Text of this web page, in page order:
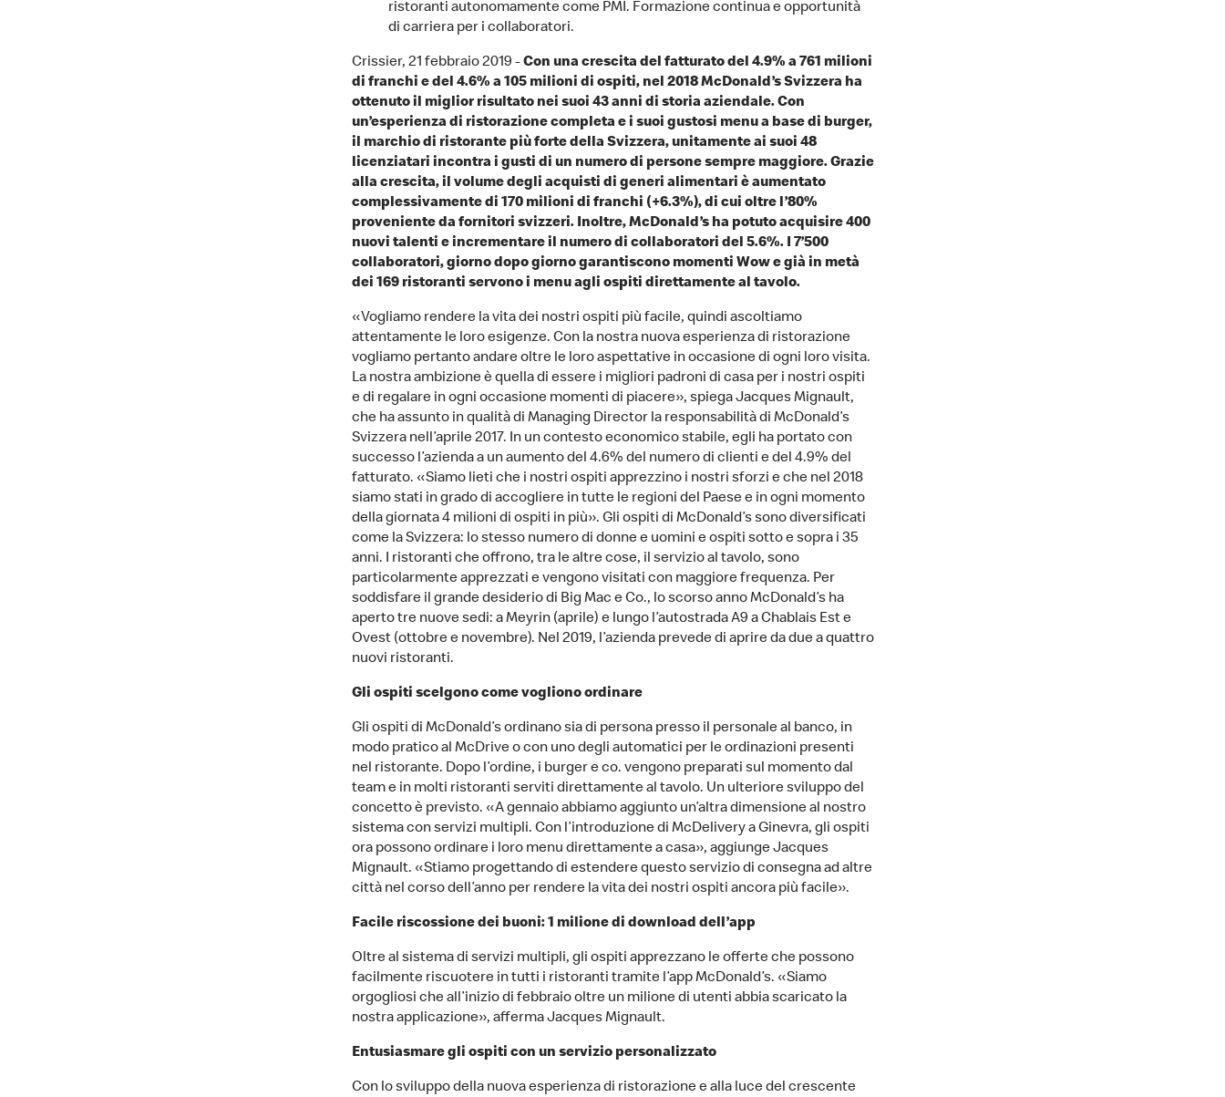
ristoranti autonomamente come PMI. Formazione continua e opportunità
di carriera per i collaboratori.
Crissier, 21 febbraio 2019 -Con una crescita del fatturato del 4.9% a 761 milioni
di franchi e del 4.6% a 105 milioni di ospiti, nel 2018 McDonald’s Svizzera ha
ottenuto il miglior risultato nei suoi 43 anni di storia aziendale. Con
un’esperienza di ristorazione completa e i suoi gustosi menu a base di burger,
il marchio di ristorante più forte della Svizzera, unitamente ai suoi 48
licenziatari incontra i gusti di un numero di persone sempre maggiore. Grazie
alla crescita, il volume degli acquisti di generi alimentari è aumentato
complessivamente di 170 milioni di franchi (+6.3%), di cui oltre l’80%
proveniente da fornitori svizzeri. Inoltre, McDonald’s ha potuto acquisire 400
nuovi talenti e incrementare il numero di collaboratori del 5.6%. I 7’500
collaboratori, giorno dopo giorno garantiscono momenti Wow e già in metà
dei 169 ristoranti servono i menu agli ospiti direttamente al tavolo.
«Vogliamo rendere la vita dei nostri ospiti più facile, quindi ascoltiamo
attentamente le loro esigenze. Con la nostra nuova esperienza di ristorazione
vogliamo pertanto andare oltre le loro aspettative in occasione di ogni loro visita.
La nostra ambizione è quella di essere i migliori padroni di casa per i nostri ospiti
e di regalare in ogni occasione momenti di piacere», spiega Jacques Mignault,
che ha assunto in qualità di Managing Director la responsabilità di McDonald’s
Svizzera nell’aprile 2017. In un contesto economico stabile, egli ha portato con
successo l’azienda a un aumento del 4.6% del numero di clienti e del 4.9% del
fatturato. «Siamo lieti che i nostri ospiti apprezzino i nostri sforzi e che nel 2018
siamo stati in grado di accogliere in tutte le regioni del Paese e in ogni momento
della giornata 4 milioni di ospiti in più». Gli ospiti di McDonald’s sono diversificati
come la Svizzera: lo stesso numero di donne e uomini e ospiti sotto e sopra i 35
anni. I ristoranti che offrono, tra le altre cose, il servizio al tavolo, sono
particolarmente apprezzati e vengono visitati con maggiore frequenza. Per
soddisfare il grande desiderio di Big Mac e Co., lo scorso anno McDonald’s ha
aperto tre nuove sedi: a Meyrin (aprile) e lungo l’autostrada A9 a Chablais Est e
Ovest (ottobre e novembre). Nel 2019, l’azienda prevede di aprire da due a quattro
nuovi ristoranti.
Gli ospiti scelgono come vogliono ordinare
Gli ospiti di McDonald’s ordinano sia di persona presso il personale al banco, in
modo pratico al McDrive o con uno degli automatici per le ordinazioni presenti
nel ristorante. Dopo l’ordine, i burger e co. vengono preparati sul momento dal
team e in molti ristoranti serviti direttamente al tavolo. Un ulteriore sviluppo del
concetto è previsto. «A gennaio abbiamo aggiunto un’altra dimensione al nostro
sistema con servizi multipli. Con l’introduzione di McDelivery a Ginevra, gli ospiti
ora possono ordinare i loro menu direttamente a casa», aggiunge Jacques
Mignault. «Stiamo progettando di estendere questo servizio di consegna ad altre
città nel corso dell’anno per rendere la vita dei nostri ospiti ancora più facile».
Facile riscossione dei buoni: 1 milione di download dell’app
Oltre al sistema di servizi multipli, gli ospiti apprezzano le offerte che possono
facilmente riscuotere in tutti i ristoranti tramite l’app McDonald’s. «Siamo
orgogliosi che all’inizio di febbraio oltre un milione di utenti abbia scaricato la
nostra applicazione», afferma Jacques Mignault.
Entusiasmare gli ospiti con un servizio personalizzato
Con lo sviluppo della nuova esperienza di ristorazione e alla luce del crescente